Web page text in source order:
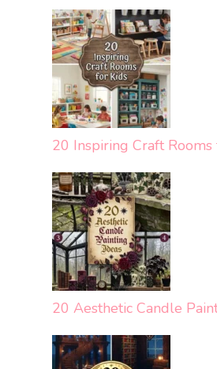
20 Inspiring Craft Rooms
20 Aesthetic Candle